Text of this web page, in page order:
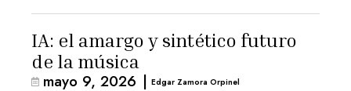
IA: el amargo y sintético futuro
de la música
mayo 9, 2026 | Edgar Zamora Orpinel